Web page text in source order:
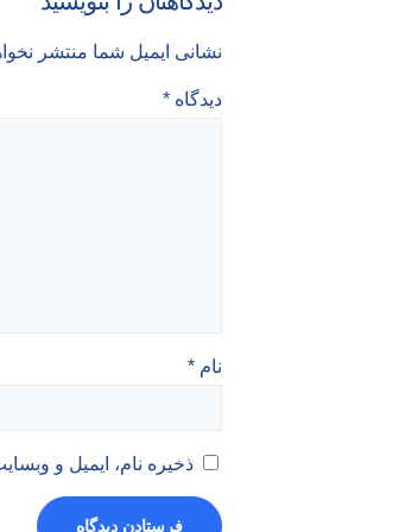
نشانی ایمیل شما منتشر
دیدگاه *
نام *
ذخیره نام، ایمیل و